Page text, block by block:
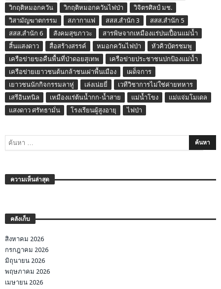
วิกฤติหมอกควัน
วิกฤติหมอกควันไฟป่า
วิจิตรศิลป์ มช.
วิสามัญฆาตกรรม
สภากาแฟ สสส.สำนัก 3
สสส.สำนัก 5
สสส.สำนัก 6
สังคมสุขภาวะ
สารพิษจากเหมืองแร่ปนเปื้อนแม่น้ำ
สิ้นแสงดาว
สื่อสร้างสรรค์ หมอกควันไฟป่า
หัวคิวบัตรชมพู
เครือข่ายขอคืนพื้นที่ป่าดอยสุเทพ
เครือข่ายประชาชนปกป้องแม่น้ำ
เครือข่ายเยาวชนต้นกล้าชนเผ่าพื้นเมือง
เผด็จการ
เยาวชนนักกิจกรรมลาหู่
เล่งเน่ยยี่
เวทีวิชาการไม่ใช่ค่ายทหาร
เสรีอินทนิล
เหมืองแร่ต้นน้ำกก-น้ำสาย แม่น้ำโขง
แม่แจ่มโมเดล
แสงดาว ศรัทธามั่น
โรงเรียนผู้สูงอายุ ไฟป่า
ความเห็นล่าสุด
คลังเก็บ
สิงหาคม 2026
กรกฎาคม 2026
มิถุนายน 2026
พฤษภาคม 2026
เมษายน 2026